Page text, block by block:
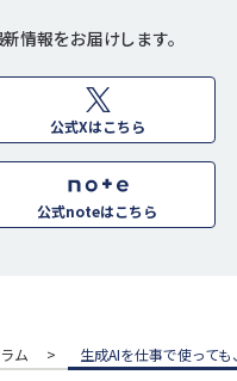
情報をお届けします。
公式Xはこちら
公式noteはこちら
ム 生成AIを仕事で使って